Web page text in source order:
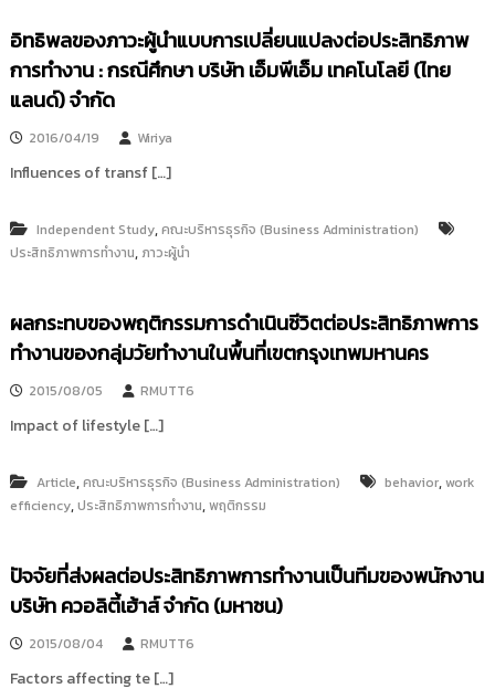
อิทธิพลของภาวะผู้นำแบบการเปลี่ยนแปลงต่อประสิทธิภาพ
การทำงาน : กรณีศึกษา บริษัท เอ็มพีเอ็ม เทคโนโลยี (ไทย
แลนด์) จำกัด
2016/04/19 Wiriya
Influences of transf […]
Independent Study,คณะบริหารธุรกิจ (Business Administration)
ประสิทธิภาพการทำงาน, ภาวะผู้นำ
ผลกระทบของพฤติกรรมการดำเนินชีวิตต่อประสิทธิภาพการ
ทำงานของกลุ่มวัยทำงานในพื้นที่เขตกรุงเทพมหานคร
2015/08/05 RMUTT6
Impact of lifestyle […]
Article,คณะบริหารธุรกิจ (Business Administration) behavior,work
efficiency,ประสิทธิภาพการทำงาน,พฤติกรรม
ปัจจัยที่ส่งผลต่อประสิทธิภาพการทำงานเป็นทีมของพนักงาน
บริษัท ควอลิตี้เฮ้าส์ จำกัด (มหาชน)
2015/08/04 RMUTT6
Factors affecting te […]